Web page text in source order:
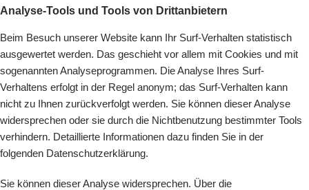
Analyse-Tools und Tools von Drittanbietern
Beim Besuch unserer Website kann Ihr Surf-Verhalten statistisch
ausgewertet werden. Das geschieht vor allem mit Cookies und mit
sogenannten Analyseprogrammen. Die Analyse Ihres Surf-
Verhaltens erfolgt in der Regel anonym; das Surf-Verhalten kann
nicht zu Ihnen zurückverfolgt werden. Sie können dieser Analyse
widersprechen oder sie durch die Nichtbenutzung bestimmter Tools
verhindern. Detaillierte Informationen dazu finden Sie in der
folgenden Datenschutzerklärung.
Sie können dieser Analyse widersprechen. Über die